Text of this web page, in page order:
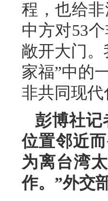
程，也给
中方对53
敞开大门
家福”中的
非共同现代
彭博社记
位置邻近
为离台湾
作。”外交